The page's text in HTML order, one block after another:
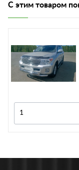
С этим товаром